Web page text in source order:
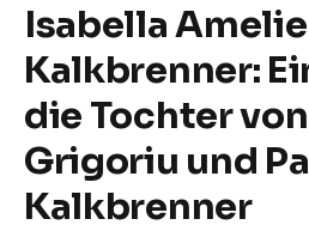
Isabella Amelie
Kalkbrenner:
die Tochter
Grigoriu und
Kalkbrenner